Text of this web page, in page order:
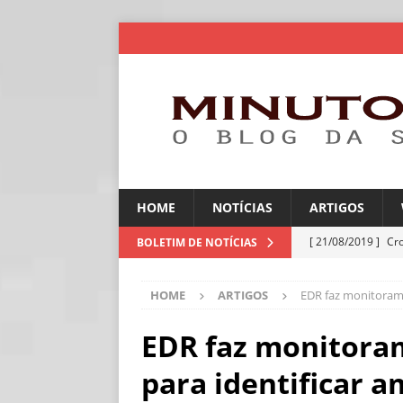
HOME NOTÍCIAS ARTIGOS
BOLETIM DE NOTÍCIAS [ 21/08/2019 ]
[ 30/07/2026 ]
[ 30/07/2026 ]
[ 30/07/2026 ]
HOME ARTIGOS EDR faz
EDR faz
para identificar